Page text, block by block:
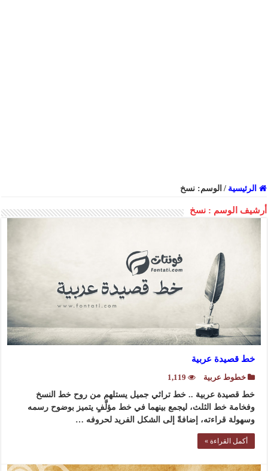
الرئيسية / الوسم:نسخ
أرشيف الوسم :نسخ
خط قصيدة عربية
خطوط عربية
1,119
خط قصيدة عربية .. خط تراثي جميل يستلهم من روح خط النسخ
وفخامة خط الثلث، ليجمع بينهما في خط مؤلَّفٍ يتميز بوضوح رسمه
وسهولة قراءته، إضافةً إلى الشكل الفريد لحروفه …
أكمل القراءة »